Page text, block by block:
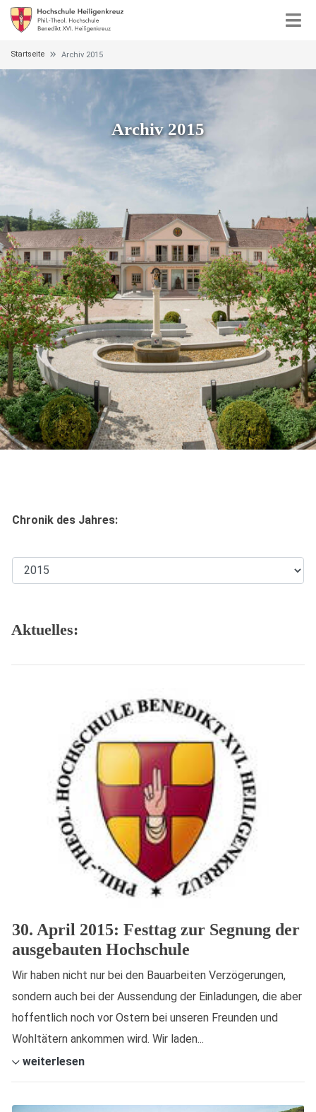
Startseite Archiv 2015
Archiv 2015
Chronik des Jahres:
Aktuelles:
30. April 2015: Festtag zur Segnung der
ausgebauten Hochschule
Wir haben nicht nur bei den Bauarbeiten Verzögerungen,
sondern auch bei der Aussendung der Einladungen, die aber
hoffentlich noch vor Ostern bei unseren Freunden und
Wohltätern ankommen wird. Wir laden...
weiterlesen